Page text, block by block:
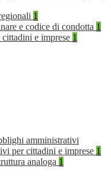
1
e codice di condotta 1
e imprese 1
amministrativi
per cittadini e imprese 1
analoga 1